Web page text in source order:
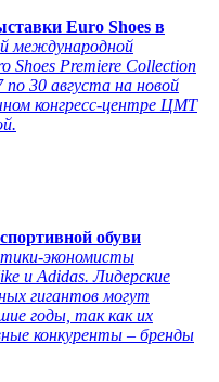
Euro Shoes в
международной
Shoes Premiere Collection
30 августа на новой
конгресс-центре ЦМТ
обуви
экономисты
и Adidas. Лидерские
гигантов могут
годы, так как их
конкуренты – бренды